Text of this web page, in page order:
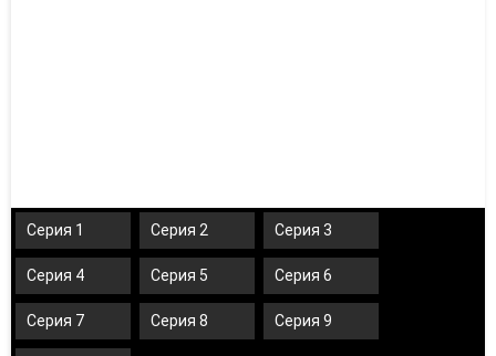
Серия 1 Серия 2 Серия 3
Серия 4 Серия 5 Серия 6
Серия 7 Серия 8 Серия 9